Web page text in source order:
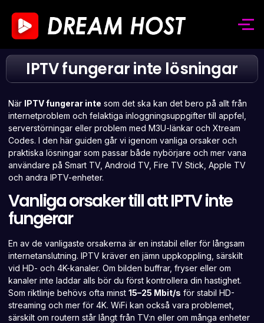
IPTV fungerar inte lösningar
När IPTV fungerar inte som det ska kan det bero på allt från
internetproblem och felaktiga inloggningsuppgifter till appfel,
serverstörningar eller problem med M3U-länkar och Xtream
Codes. I den här guiden går vi igenom vanliga orsaker och
praktiska lösningar som passar både nybörjare och mer vana
användare på Smart TV, Android TV, Fire TV Stick, Apple TV
och andra IPTV-enheter.
Vanliga orsaker till att IPTV inte
fungerar
En av de vanligaste orsakerna är en instabil eller för långsam
internetanslutning. IPTV kräver en jämn uppkoppling, särskilt
vid HD- och 4K-kanaler. Om bilden buffrar, fryser eller om
kanaler inte laddar alls bör du först kontrollera din hastighet.
Som riktlinje behövs ofta minst 15–25 Mbit/s för stabil HD-
streaming och mer för 4K. WiFi kan också vara problemet,
särskilt om routern står långt från TV:n eller om många enheter